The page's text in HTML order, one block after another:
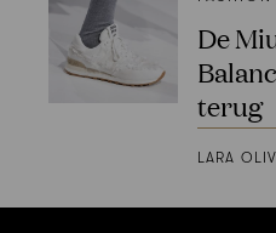
De
terug
LARA